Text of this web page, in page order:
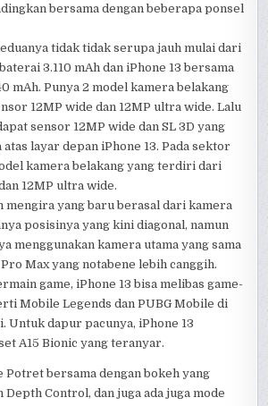
bersama dengan beberapa ponsel
tidak tidak serupa jauh mulai dari
3.110 mAh dan iPhone 13 bersama
mAh. Punya 2 model kamera belakang
12MP wide dan 12MP ultra wide. Lalu
sensor 12MP wide dan SL 3D yang
layar depan iPhone 13. Pada sektor
kamera belakang yang terdiri dari
12MP ultra wide.
mengira yang baru berasal dari kamera
posisinya yang kini diagonal, namun
menggunakan kamera utama yang sama
Max yang notabene lebih canggih.
game, iPhone 13 bisa melibas game-
Mobile Legends dan PUBG Mobile di
Untuk dapur pacunya, iPhone 13
A15 Bionic yang teranyar.
bersama dengan bokeh yang
Control, dan juga ada juga mode